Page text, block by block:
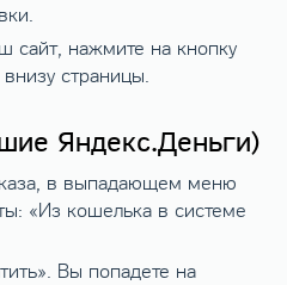
сайт, нажмите на кнопку
страницы.
Яндекс.Деньги)
в выпадающем меню
«Из кошелька в системе
Вы попадете на